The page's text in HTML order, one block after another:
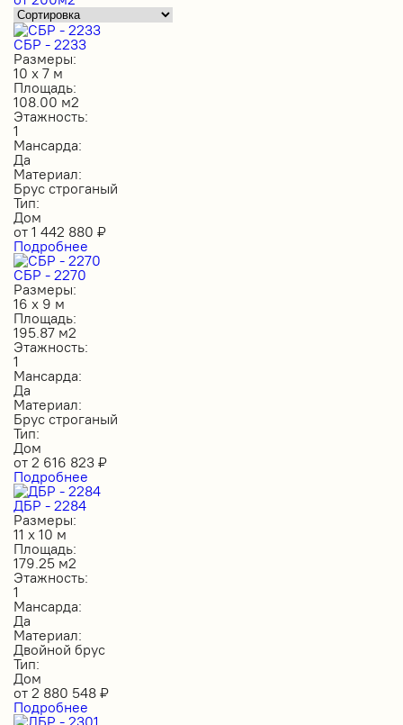
СБР - 2233
Размеры:
10 х 7 м
Площадь:
108.00 м2
Этажность:
1
Мансарда:
Да
Материал:
Брус строганый
Тип:
Дом
от 1 442 880 ₽
Подробнее
СБР - 2270
Размеры:
16 х 9 м
Площадь:
195.87 м2
Этажность:
1
Мансарда:
Да
Материал:
Брус строганый
Тип:
Дом
от 2 616 823 ₽
Подробнее
ДБР - 2284
Размеры:
11 х 10 м
Площадь:
179.25 м2
Этажность:
1
Мансарда:
Да
Материал:
Двойной брус
Тип:
Дом
от 2 880 548 ₽
Подробнее